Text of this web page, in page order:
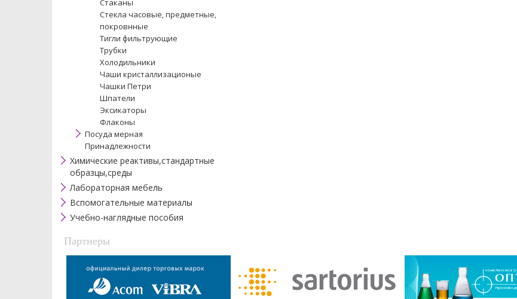
Стаканы
Стекла часовые, предметные,
покровнные
Тигли фильтрующие
Трубки
Холодильники
Чаши кристаллизационые
Чашки Петри
Шпатели
Эксикаторы
Флаконы
Посуда мерная
Принадлежности
Химические реактивы,стандартные
образцы,среды
Лабораторная мебель
Вспомогательные материалы
Учебно-наглядные пособия
Партнеры